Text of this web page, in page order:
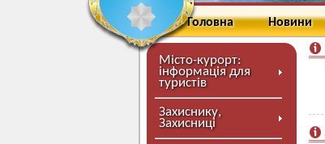
Головна Новини
Місто-курорт:
інформація для
туристів
Захиснику,
Захисниці